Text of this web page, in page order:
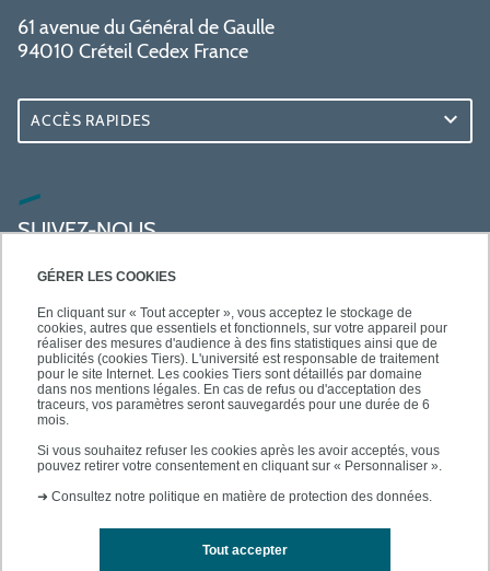
GÉRER LES COOKIES
En cliquant sur « Tout accepter », vous acceptez le stockage de
cookies, autres que essentiels et fonctionnels, sur votre appareil pour
réaliser des mesures d'audience à des fins statistiques ainsi que de
publicités (cookies Tiers). L'université est responsable de traitement
pour le site Internet. Les cookies Tiers sont détaillés par domaine
dans nos mentions légales. En cas de refus ou d'acceptation des
traceurs, vos paramètres seront sauvegardés pour une durée de 6
mois.
Si vous souhaitez refuser les cookies après les avoir acceptés, vous
pouvez retirer votre consentement en cliquant sur « Personnaliser ».
➜ Consultez notre politique en matière de protection des données.
Tout accepter
61 avenue du Général de Gaulle
94010 Créteil Cedex France
ACCÈS RAPIDES
SUIVEZ-NOUS
Mentions légales